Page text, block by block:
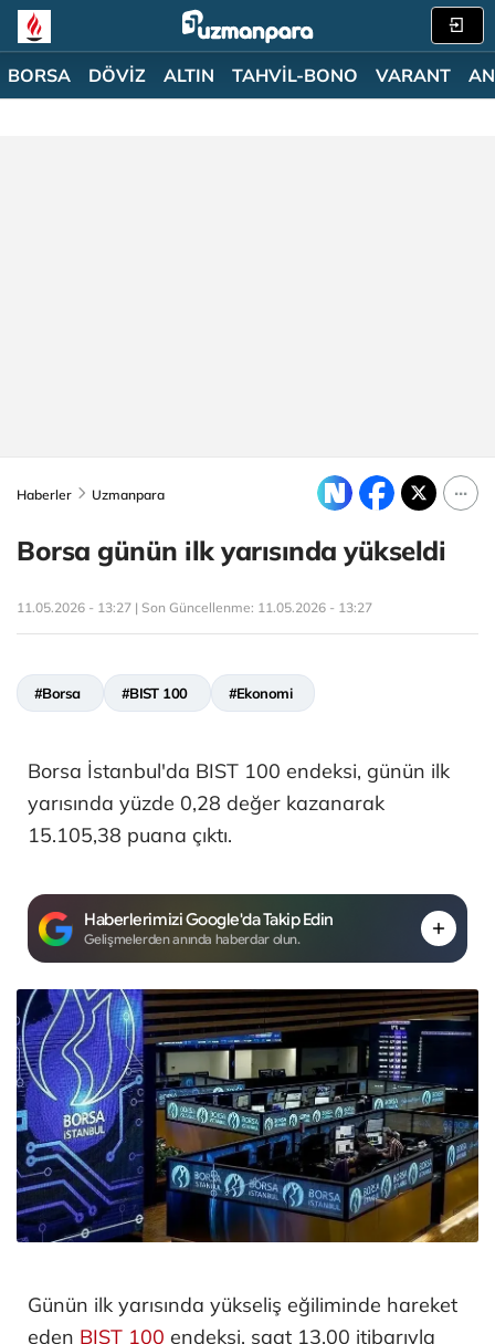
BORSA DÖVİZ ALTIN TAHVİL-BONO VARANT
Haberler Uzmanpara
Borsa günün ilk yarısında yükseldi
11.05.2026 - 13:27 | Son Güncellenme: 11.05.2026 - 13:27
#Borsa #BIST 100 #Ekonomi
Borsa İstanbul'da BIST 100 endeksi, günün ilk
yarısında yüzde 0,28 değer kazanarak
15.105,38 puana çıktı.
Haberlerimizi Google'da Takip Edin
Gelişmelerden anında haberdar olun.
Günün ilk yarısında yükseliş eğiliminde hareket
eden BIST 100 endeksi, saat 13.00 itibarıyla